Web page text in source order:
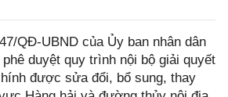
QĐ-UBND của Ủy ban nhân dân
duyệt quy trình nội bộ giải quyết
được sửa đổi, bổ sung, thay